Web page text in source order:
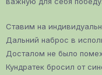
Ставим на
Дальний наброс в
Досталом не было
Кундратек бросил от